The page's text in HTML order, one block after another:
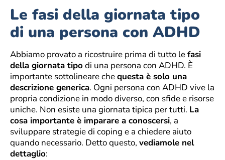
Le fasi della giornata tipo
di una persona con ADHD
Abbiamo provato a ricostruire prima di tutto lefasi
della giornata tipodi una persona con ADHD. È
importante sottolineare chequesta è solo una
descrizione generica. Ogni persona con ADHD vive la
propria condizione in modo diverso, con sfide e risorse
uniche. Non esiste una giornata tipica per tutti. La
cosa importante è imparare a conoscersi, a
sviluppare strategie di coping e a chiedere aiuto
quando necessario. Detto questo, vediamole nel
dettaglio: